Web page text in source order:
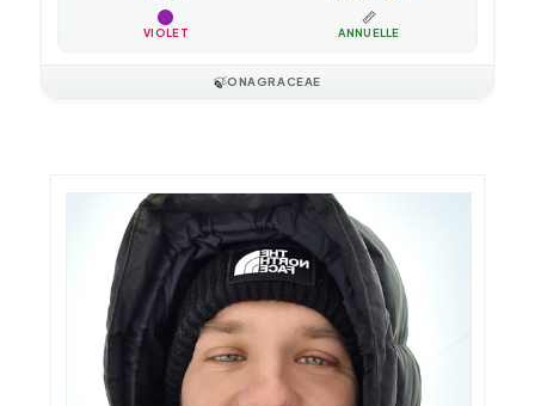
VIOLET
📏
ANNUELLE
🍃ONAGRACEAE